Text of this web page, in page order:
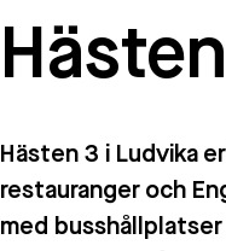
Hästen 3 i Ludvika
restauranger och
med